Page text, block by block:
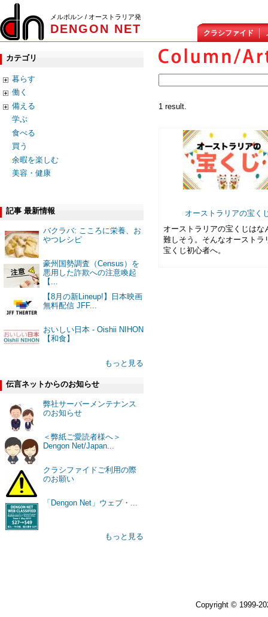
メルボルン / オーストラリア発
DENGON NET クラシファイド
カテゴリ
暮らす
働く
備える
学ぶ
食べる
買う
余暇を楽しむ
美容・健康
記事 最新情報
バクラバ: こころに栄養、お
やつレシピ
豪州国勢調査（Census）を
悪用した詐欺への注意喚起
【...
【8月の新Lineup!】日本映画
無料配信 JFF...
おいしい日本 - Oishii NIHON
【和食】
もっと見る
伝言ネットからのお知らせ
弊社サーバーメンテナンス
のお知らせ
＜弊紙ご愛読者様へ＞
Dengon Net/Japan...
クラシファイドご利用の際
のお願い
「Dengon Net」ウェブ・...
もっと見る
1 result.
オーストラリアの宝く
オーストラリアの宝くじはな
難しそう。そんなオーストラ
宝くじ初心者へ。
Copyright © 1999-